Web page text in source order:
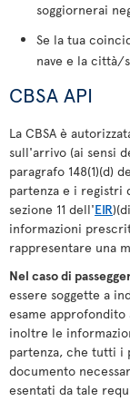
soggiornerai
Se la tua
nave e la città/
CBSA API
La CBSA è
sull'arrivo (ai sensi
paragrafo 148(1)(d)
partenza e i registri
sezione 11 dell'EIR
informazioni
rappresentare una
Nel caso di
essere soggette a
esame approfondito
inoltre le
partenza, che tutti i
documento
esentati da tale